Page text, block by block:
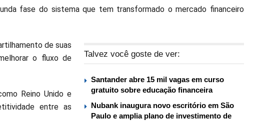
fase do sistema que tem transformado o mercado financeiro
Talvez você goste de ver:
Santander abre 15 mil vagas em curso
gratuito sobre educação financeira
Nubank inaugura novo escritório em São
Paulo e amplia plano de investimento de
de suas
o fluxo de
Reino Unido e
entre as